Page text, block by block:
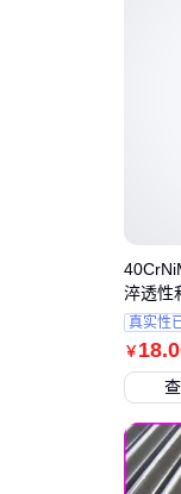
￥ 18
淬透性
真实性